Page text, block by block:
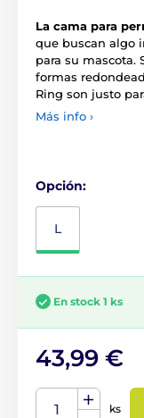
La cama para
que buscan algo
para su mascota.
formas
Ring son justo
Más info ›
Opción:
L
En stock 1 ks
43,99 €
ks